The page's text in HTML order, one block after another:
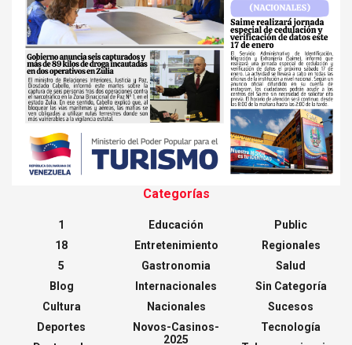
Categorías
1
18
5
Blog
Cultura
Deportes
Educación
Entretenimiento
Gastronomia
Internacionales
Nacionales
Novos-Casinos-
2025
Public
Regionales
Salud
Sin Categoría
Sucesos
Tecnología